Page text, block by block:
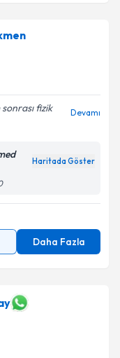
fizik
Devamı
Haritada Göster
Daha Fazla